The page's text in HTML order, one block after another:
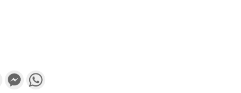
Gmail Messenger